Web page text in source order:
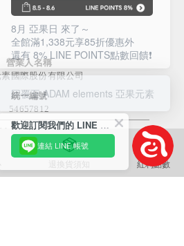
退換貨須知 紅利點數
營業人名稱
國際股份有限公司
統一編號
54657812
Store. All Rights Reserved
款
隱私權政策
8月 亞果日 來了～
全館滿1,338元享85折優惠外
還有 8% LINE POINTS點數回饋❗️
回覆至 ADAM elements 亞果元素
歡迎訂閱我們的 LINE 官方帳號
連結 LINE 帳號